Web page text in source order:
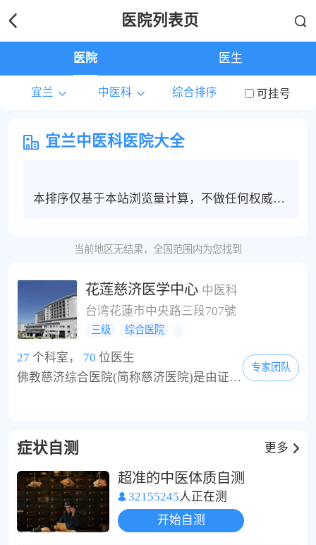
医院列表页
医院 医生
宜兰 中医科 综合排序 可挂号
宜兰中医科医院大全
本排序仅基于本站浏览量计算，不做任何权威度
挂号服务。
当前地区无结果，全国范围内为您找到
花莲慈济医学中心 中医科
台湾花蓮市中央路三段707號
三级 综合医院
27 个科室， 70 位医生
佛教慈济综合医院(简称慈济医院)是由证严法师设立的慈济基金会成立与经营的医院。目前在台湾有6个院区、1个门诊中心，台湾以外则有1个院区。最早设立的院区为花莲慈济医院，于1986年8月17日启用，2002年升格为台湾东部第一家医学中心等级的医院，也是全球唯一具有医学中心等级以上的佛教医疗机构。慈济基金会创办人证严法师在长...
专家团队
症状自测 更多
超准的中医体质自测
32155245人正在测
开始自测